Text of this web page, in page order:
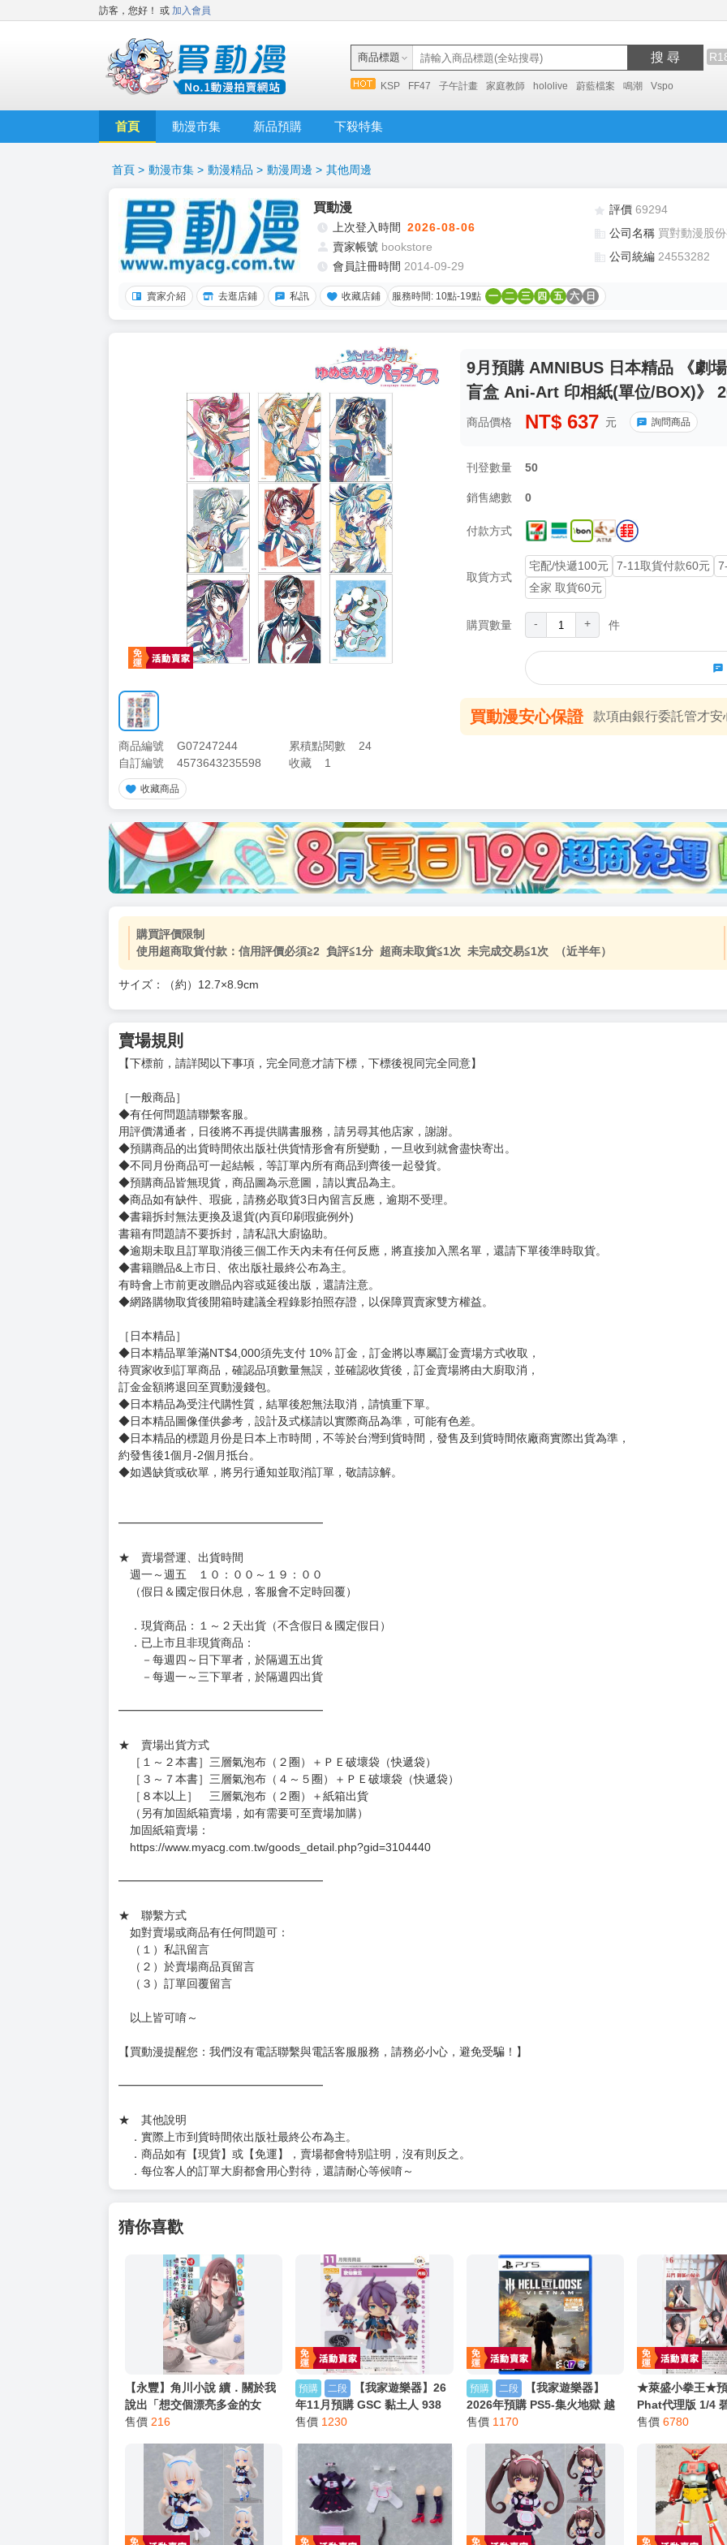
訪客，您好！ 或 加入會員
商品標題 搜 尋
KSP FF47 子午計畫 家庭教師 hololive 蔚藍檔案 鳴潮 Vspo
首頁 動漫市集 新品預購 下殺特集
首頁 > 動漫市集 > 動漫精品 > 動漫周邊 > 其他周邊
買動漫
上次登入時間 2026-08-06
賣家帳號 bookstore
會員註冊時間 2014-09-29
評價 69294
公司名稱 買對動漫股
公司統編 24553282
賣家介紹 去逛店鋪 私訊 收藏店鋪 服務時間: 10點-19點 一 二 三 四 五 六 日
商品編號 G07247244 累積點閱數
24
自訂編號
4573643235598 收藏 1
收藏商品
9月預購 AMNIBUS 日本精品 《劇
盲盒 Ani-Art 印相紙(單位/BOX)》
商品價格 NT$ 637 元 詢問商品
刊登數量 50
銷售總數 0
付款方式
取貨方式
宅配/快遞100元 7-11取貨付款60元
全家 取貨60元
購買數量 - + 件
買動漫安心保證 款項由銀行委託管才安
加價購 ( 共
(加購品) 買動漫★《$15元-加固紙箱包裝》
-
+
購買評價限制
使用超商取貨付款：信用評價必須≧2 負評≦1分 超商未取貨≦1次 未完成交易≦1次 （近半年）
サイズ：（約）12.7×8.9cm
賣場規則
【下標前，請詳閱以下事項，完全同意才請下標，下標後視同完全同意】
［一般商品］
◆有任何問題請聯繫客服。
用評價溝通者，日後將不再提供購書服務，請另尋其他店家，謝謝。
◆不同月份商品可一起結帳，等訂單內所有商品到齊後一起發貨。
◆預購商品皆無現貨，商品圖為示意圖，請以實品為主。
◆商品如有缺件、瑕疵，請務必取貨3日內留言反應，逾期不受理。
◆書籍拆封無法更換及退貨(內頁印刷瑕疵例外)
書籍有問題請不要拆封，請私訊大廚協助。
◆逾期未取且訂單取消後三個工作天內未有任何反應，將直接加入黑名單，還請下單後準時取貨。
◆書籍贈品&上市日、依出版社最終公布為主。
有時會上市前更改贈品內容或延後出版，還請注意。
◆網路購物取貨後開箱時建議全程錄影拍照存證，以保障買賣家雙方權益。
訂金金額將退回至買動漫錢包。
◆日本精品為受注代購性質，結單後恕無法取消，請慎重下單。
◆日本精品圖像僅供參考，設計及式樣請以實際商品為準，可能有色差。
約發售後1個月-2個月抵台。
◆如遇缺貨或砍單，將另行通知並取消訂單，敬請諒解。
週一～週五 １０：００～１９：００
（假日＆國定假日休息，客服會不定時回覆）
．現貨商品：１～２天出貨（不含假日＆國定假日）
．已上市且非現貨商品：
－每週四～日下單者，於隔週五出貨
－每週一～三下單者，於隔週四出貨
★ 賣場出貨方式
［１～２本書］三層氣泡布（２圈）＋ＰＥ破壞袋（快遞袋）
［３～７本書］三層氣泡布（４～５圈）＋ＰＥ破壞袋（快遞袋）
［８本以上］ 三層氣泡布（２圈）＋紙箱出貨
（另有加固紙箱賣場，如有需要可至賣場加購）
https://www.myacg.com.tw/goods_detail.php?gid=3104440
━━━━━━━━━━━━━━━━━━
（１）私訊留言
（２）於賣場商品頁留言
（３）訂單回覆留言
【買動漫提醒您：我們沒有電話聯繫與電話客服服務，請務必小心，避免受騙！】
★ 其他說明
．實際上市到貨時間依出版社最終公布為主。
．商品如有【現貨】或【免運】，賣場都會特別註明，沒有則反之。
．每位客人的訂單大廚都會用心對待，還請耐心等候唷～
猜你喜歡